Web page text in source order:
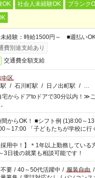
OK 社会人未経験OK
ブランク
未経験：時給1500円～ ■週払い
費別途支給あり
交通費全額支給
中区
/ 石川町駅 / 日ノ出町駅 / …
からドアtoドアで30分以内！≫
ト例 (1)8:00～13:00 (2)10:00～15:00
ちが学校に行く間だけ働きたい」
持って夕飯の準備がしたい」 「
イベートの時間にしたい」 など、
時
う1つのお仕事の勤務時間。 合
募できません。
採用中！】＊1年以上勤務している
3日後の就業も相談可能です！
要 / 40～50代活躍中 / 服装自由 /